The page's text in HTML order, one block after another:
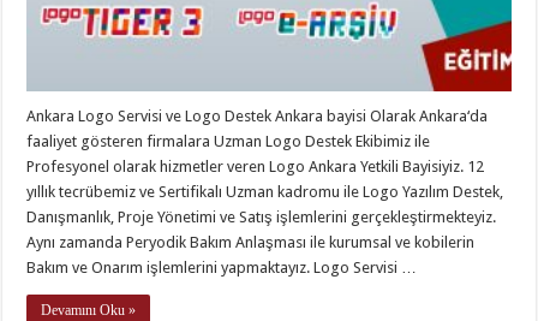
Ankara Logo Servisi ve Logo Destek Ankara bayisi Olarak Ankara‘da
faaliyet gösteren firmalara Uzman Logo Destek Ekibimiz ile
Profesyonel olarak hizmetler veren Logo Ankara Yetkili Bayisiyiz. 12
yıllık tecrübemiz ve Sertifikalı Uzman kadromu ile Logo Yazılım Destek,
Danışmanlık, Proje Yönetimi ve Satış işlemlerini gerçekleştirmekteyiz.
Aynı zamanda Peryodik Bakım Anlaşması ile kurumsal ve kobilerin
Bakım ve Onarım işlemlerini yapmaktayız. Logo Servisi …
Devamını Oku »